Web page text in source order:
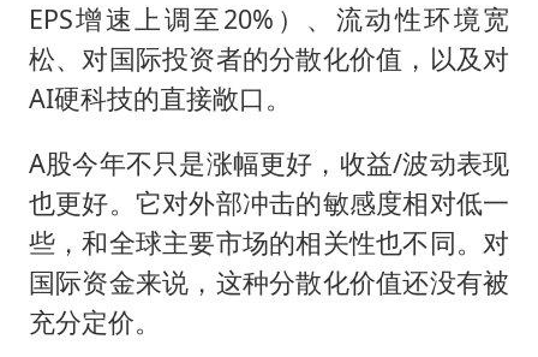
EPS增速上调至20%）、流动性环境宽
松、对国际投资者的分散化价值，以及对
AI硬科技的直接敞口。
A股今年不只是涨幅更好，收益/波动表现
也更好。它对外部冲击的敏感度相对低一
些，和全球主要市场的相关性也不同。对
国际资金来说，这种分散化价值还没有被
充分定价。